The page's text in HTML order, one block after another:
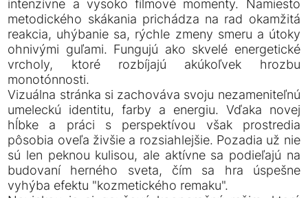
intenzívne a vysoko filmové momenty. Namiesto
metodického skákania prichádza na rad okamžitá
reakcia, uhýbanie sa, rýchle zmeny smeru a útoky
ohnivými guľami. Fungujú ako skvelé energetické
vrcholy, ktoré rozbíjajú akúkoľvek hrozbu
monotónnosti.
Vizuálna stránka si zachováva svoju nezameniteľnú
umeleckú identitu, farby a energiu. Vďaka novej
hĺbke a práci s perspektívou však prostredia
pôsobia oveľa živšie a rozsiahlejšie. Pozadia už nie
sú len peknou kulisou, ale aktívne sa podieľajú na
budovaní herného sveta, čím sa hra úspešne
vyhýba efektu "kozmetického remaku".